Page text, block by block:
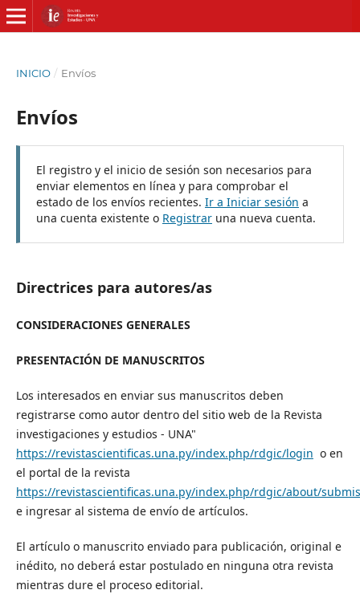
INICIO / Envíos
Envíos
El registro y el inicio de sesión son necesarios para
enviar elementos en línea y para comprobar el
estado de los envíos recientes. Ir a Iniciar sesión a
una cuenta existente o Registraruna nueva cuenta.
Directrices para autores/as
CONSIDERACIONES GENERALES
PRESENTACIÓN DE MANUSCRITOS
Los interesados en enviar sus manuscritos deben
registrarse como autor dentro del sitio web de la Revista
investigaciones y estudios - UNA"
https://revistascientificas.una.py/index.php/rdgic/login o en
el portal de la revista
https://revistascientificas.una.py/index.php/rdgic/about/
e ingresar al sistema de envío de artículos.
El artículo o manuscrito enviado para publicación, original e
inédito, no deberá estar postulado en ninguna otra revista
mientras dure el proceso editorial.